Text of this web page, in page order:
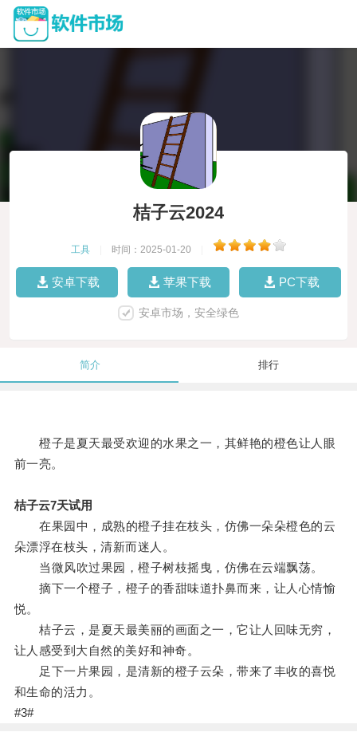
桔子云2024
工具 时间：2025-01-20
安卓下载 苹果下载 PC下载
安卓市场，安全绿色
简介 排行
橙子是夏天最受欢迎的水果之一，其鲜艳的橙色让人眼
前一亮。
桔子云7天试用
在果园中，成熟的橙子挂在枝头，仿佛一朵朵橙色的云
朵漂浮在枝头，清新而迷人。
当微风吹过果园，橙子树枝摇曳，仿佛在云端飘荡。
摘下一个橙子，橙子的香甜味道扑鼻而来，让人心情愉
悦。
桔子云，是夏天最美丽的画面之一，它让人回味无穷，
让人感受到大自然的美好和神奇。
足下一片果园，是清新的橙子云朵，带来了丰收的喜悦
和生命的活力。
#3#